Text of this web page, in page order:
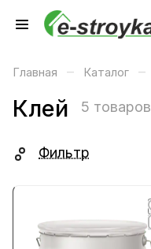
Главная – Каталог –
Клей 5 товаров
Фильтр